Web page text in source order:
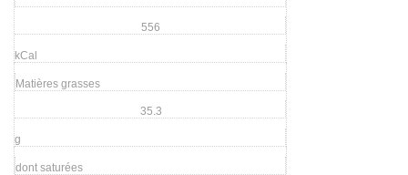
556
kCal
Matières grasses
35.3
g
dont saturées